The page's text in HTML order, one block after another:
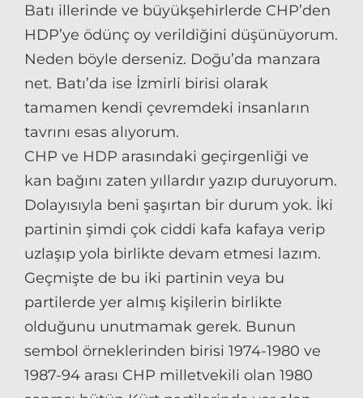
Batı illerinde ve büyükşehirlerde CHP’den
HDP’ye ödünç oy verildiğini düşünüyorum.
Neden böyle derseniz. Doğu’da manzara
net. Batı’da ise İzmirli birisi olarak
tamamen kendi çevremdeki insanların
tavrını esas alıyorum.
CHP ve HDP arasındaki geçirgenliği ve
kan bağını zaten yıllardır yazıp duruyorum.
Dolayısıyla beni şaşırtan bir durum yok. İki
partinin şimdi çok ciddi kafa kafaya verip
uzlaşıp yola birlikte devam etmesi lazım.
Geçmişte de bu iki partinin veya bu
partilerde yer almış kişilerin birlikte
olduğunu unutmamak gerek. Bunun
sembol örneklerinden birisi 1974-1980 ve
1987-94 arası CHP milletvekili olan 1980